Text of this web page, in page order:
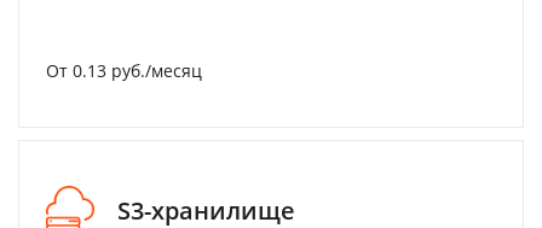
От 0.13 руб./месяц
S3-хранилище